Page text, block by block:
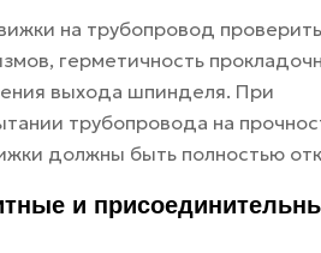
на трубопровод проверить
герметичность
выхода шпинделя. При
трубопровода на
должны быть полностью
и